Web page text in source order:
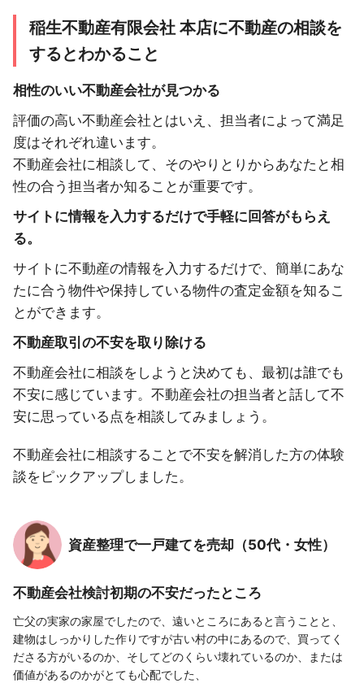
稲生不動産有限会社 本店に不動産の相談を
するとわかること
相性のいい不動産会社が見つかる
評価の高い不動産会社とはいえ、担当者によって満足
度はそれぞれ違います。
不動産会社に相談して、そのやりとりからあなたと相
性の合う担当者か知ることが重要です。
サイトに情報を入力するだけで手軽に回答がもらえ
る。
サイトに不動産の情報を入力するだけで、簡単にあな
たに合う物件や保持している物件の査定金額を知るこ
とができます。
不動産取引の不安を取り除ける
不動産会社に相談をしようと決めても、最初は誰でも
不安に感じています。不動産会社の担当者と話して不
安に思っている点を相談してみましょう。
不動産会社に相談することで不安を解消した方の体験
談をピックアップしました。
資産整理で一戸建てを売却（50代・女性）
不動産会社検討初期の不安だったところ
亡父の実家の家屋でしたので、遠いところにあると言うことと、
建物はしっかりした作りですが古い村の中にあるので、買ってく
ださる方がいるのか、そしてどのくらい壊れているのか、または
価値があるのかがとても心配でした、